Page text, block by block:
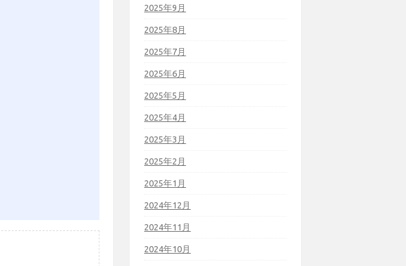
2025年9月
2025年8月
2025年7月
2025年6月
2025年5月
2025年4月
2025年3月
2025年2月
2025年1月
2024年12月
2024年11月
2024年10月